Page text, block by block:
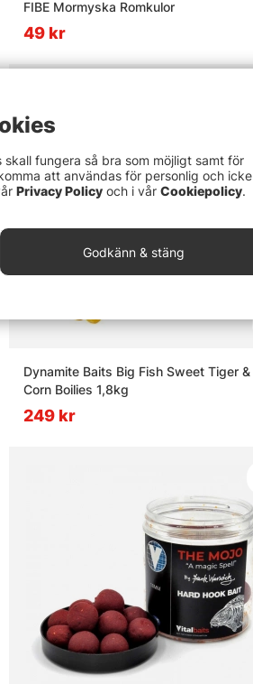
FIBE Mormyska Romkulor
49 kr
Dynamite Baits Big Fish Sweet Tiger &
Corn Boilies 1,8kg
249 kr
fungera så bra som möjligt samt för
att användas för personlig och icke
Privacy Policy och i vår Cookiepolicy.
Godkänn & stäng